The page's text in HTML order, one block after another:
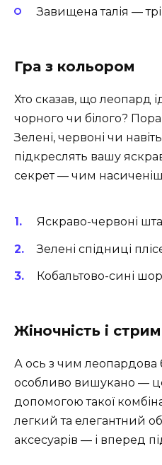
Завищена талія —
Гра з кольором
Хто сказав, що леопард
чорного чи білого?
Зелені, червоні чи
підкреслять вашу
секрет — чим
Яскраво-червоні
Зелені спідниці
Кобальтово-сині
Жіночність і
А ось з чим леопардова
особливо вишукано —
допомогою такої
легкий та елегантний
аксесуарів — і вперед